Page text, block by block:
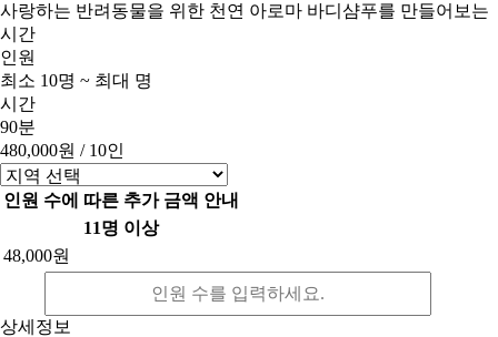
사랑하는 반려동물을 위한 천연 아로마 바디샴푸를 만들어보는
시간
인원
최소 10명 ~ 최대 명
시간
90분
480,000원 / 10인
인원 수에 따른 추가 금액 안내
11명 이상
48,000원
상세정보